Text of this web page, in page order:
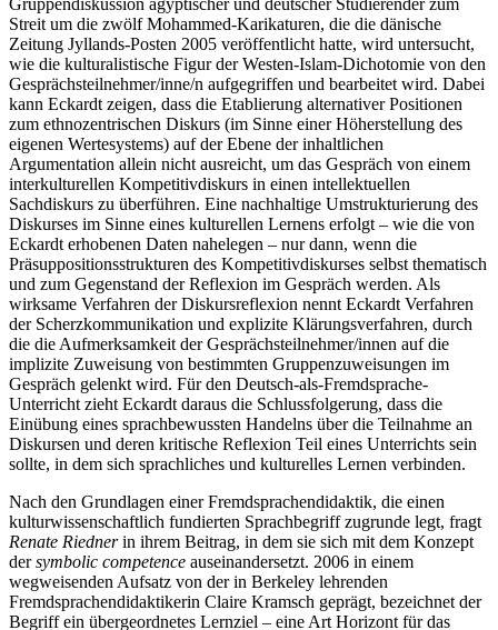
Gruppendiskussion ägyptischer und deutscher Studierender zum
Streit um die zwölf Mohammed-Karikaturen, die die dänische
Zeitung Jyllands-Posten 2005 veröffentlicht hatte, wird untersucht,
wie die kulturalistische Figur der Westen-Islam-Dichotomie von den
Gesprächsteilnehmer/inne/n aufgegriffen und bearbeitet wird. Dabei
kann Eckardt zeigen, dass die Etablierung alternativer Positionen
zum ethnozentrischen Diskurs (im Sinne einer Höherstellung des
eigenen Wertesystems) auf der Ebene der inhaltlichen
Argumentation allein nicht ausreicht, um das Gespräch von einem
interkulturellen Kompetitivdiskurs in einen intellektuellen
Sachdiskurs zu überführen. Eine nachhaltige Umstrukturierung des
Diskurses im Sinne eines kulturellen Lernens erfolgt – wie die von
Eckardt erhobenen Daten nahelegen – nur dann, wenn die
Präsuppositionsstrukturen des Kompetitivdiskurses selbst thematisch
und zum Gegenstand der Reflexion im Gespräch werden. Als
wirksame Verfahren der Diskursreflexion nennt Eckardt Verfahren
der Scherzkommunikation und explizite Klärungsverfahren, durch
die die Aufmerksamkeit der Gesprächsteilnehmer/innen auf die
implizite Zuweisung von bestimmten Gruppenzuweisungen im
Gespräch gelenkt wird. Für den Deutsch-als-Fremdsprache-
Unterricht zieht Eckardt daraus die Schlussfolgerung, dass die
Einübung eines sprachbewussten Handelns über die Teilnahme an
Diskursen und deren kritische Reflexion Teil eines Unterrichts sein
sollte, in dem sich sprachliches und kulturelles Lernen verbinden.
Nach den Grundlagen einer Fremdsprachendidaktik, die einen
kulturwissenschaftlich fundierten Sprachbegriff zugrunde legt, fragt
Renate Riednerin ihrem Beitrag, in dem sie sich mit dem Konzept
dersymbolic competence auseinandersetzt. 2006 in einem
wegweisenden Aufsatz von der in Berkeley lehrenden
Fremdsprachendidaktikerin Claire Kramsch geprägt, bezeichnet der
Begriff ein übergeordnetes Lernziel – eine Art Horizont für das